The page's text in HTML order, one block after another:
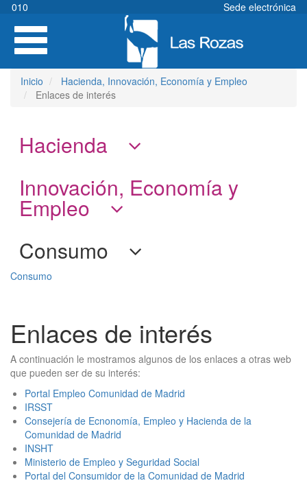
Pasar
contenido
principal
010
Sede electrónica
Toggle
navigation
Inicio
Hacienda, Innovación, Economía y Empleo
Enlaces de interés
Hacienda
Innovación, Economía y
Empleo
Consumo
Consumo
Enlaces de interés
A continuación le mostramos algunos de los enlaces a otras web
que pueden ser de su interés:
Portal Empleo Comunidad de Madrid
IRSST
Consejería de Ecnonomía, Empleo y Hacienda de la
Comunidad de Madrid
INSHT
Ministerio de Empleo y Seguridad Social
Portal del Consumidor de la Comunidad de Madrid